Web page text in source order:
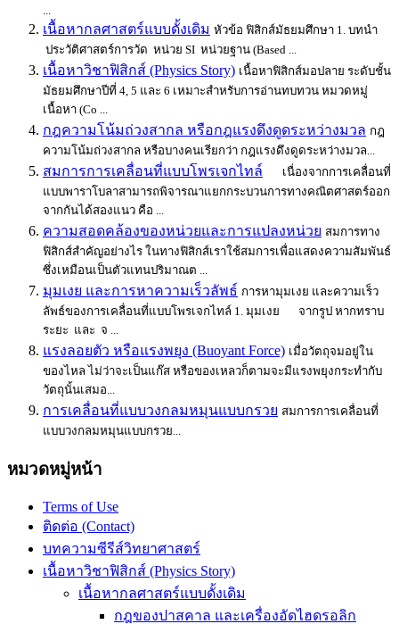
เนื้อหากลศาสตร์แบบดั้งเดิม หัวข้อ ฟิสิกส์มัธยมศึกษา 1. บทนำ
ประวัติศาสตร์การวัด หน่วย SI หน่วยฐาน (Based ...
เนื้อหาวิชาฟิสิกส์ (Physics Story) เนื้อหาฟิสิกส์มอปลาย ระดับชั้น
มัธยมศึกษาปีที่ 4, 5 และ 6 เหมาะสำหรับการอ่านทบทวน หมวดหมู่
เนื้อหา (Co ...
กฎความโน้มถ่วงสากล หรือกฎแรงดึงดูดระหว่างมวล กฎ
ความโน้มถ่วงสากล หรือบางคนเรียกว่า กฎแรงดึงดูดระหว่างมวล...
สมการการเคลื่อนที่แบบโพรเจกไทล์
เนื่องจากการเคลื่อนที่
แบบพาราโบลาสามารถพิจารณาแยกกระบวนการทางคณิตศาสตร์ออก
จากกันได้สองแนว คือ ...
ความสอดคล้องของหน่วยและการแปลงหน่วย สมการทาง
ฟิสิกส์สำคัญอย่างไร ในทางฟิสิกส์เราใช้สมการเพื่อแสดงความสัมพันธ์
ซึ่งเหมือนเป็นตัวแทนปริมาณต ...
มุมเงย และการหาความเร็วลัพธ์ การหามุมเงย และความเร็ว
ลัพธ์ของการเคลื่อนที่แบบโพรเจกไทล์ 1. มุมเงย จากรูป หากทราบ
ระยะ และ จ ...
แรงลอยตัว หรือแรงพยุง (Buoyant Force) เมื่อวัตถุจมอยู่ใน
ของไหล ไม่ว่าจะเป็นแก๊ส หรือของเหลวก็ตามจะมีแรงพยุงกระทำกับ
วัตถุนั้นเสมอ...
การเคลื่อนที่แบบวงกลมหมุนแบบกรวย สมการการเคลื่อนที่
แบบวงกลมหมุนแบบกรวย...
หมวดหมู่หน้า
Terms of Use
ติดต่อ (Contact)
บทความซีรีส์วิทยาศาสตร์
เนื้อหาวิชาฟิสิกส์ (Physics Story)
เนื้อหากลศาสตร์แบบดั้งเดิม
กฎของปาสคาล และเครื่องอัดไฮดรอลิก